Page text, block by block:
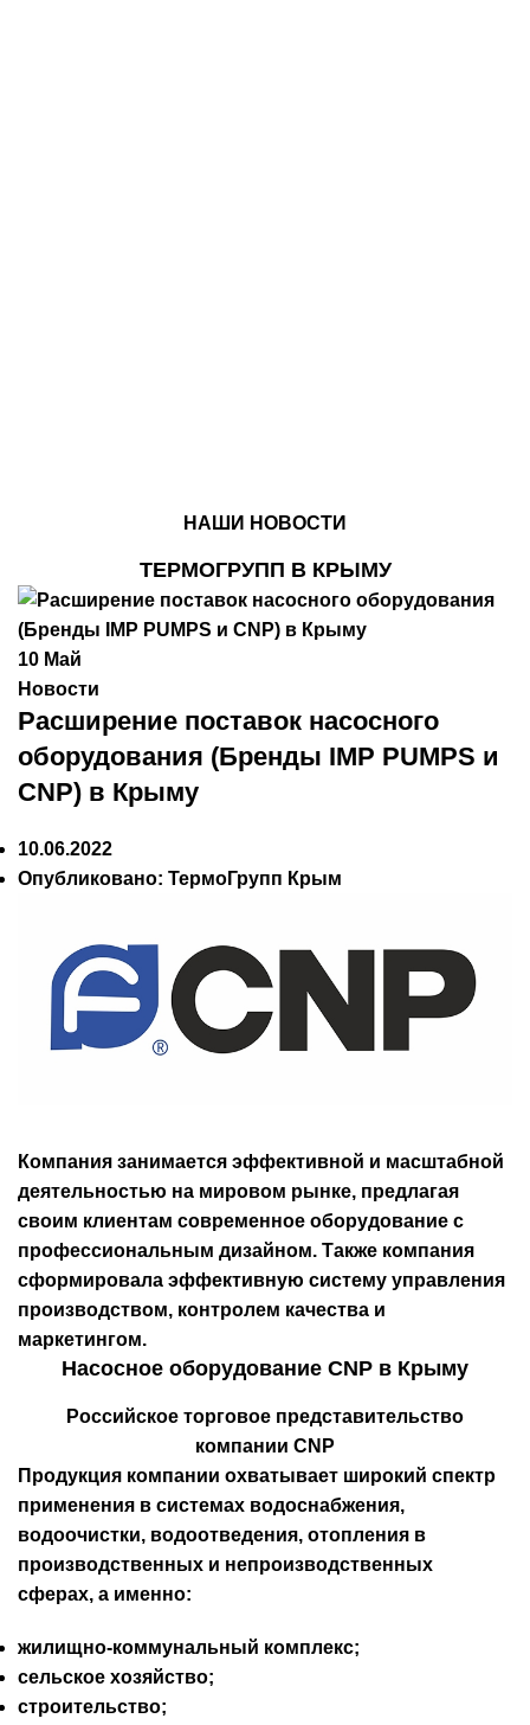
НАШИ НОВОСТИ
ТЕРМОГРУПП В КРЫМУ
10 Май
Новости
Расширение поставок насосного
оборудования (Бренды IMP PUMPS и
CNP) в Крыму
10.06.2022
Опубликовано: ТермоГрупп Крым
Компания занимается эффективной и масштабной
деятельностью на мировом рынке, предлагая
своим клиентам современное оборудование с
профессиональным дизайном. Также компания
сформировала эффективную систему управления
производством, контролем качества и
маркетингом.
Насосное оборудование CNP в Крыму
Российское торговое представительство
компании CNP
Продукция компании охватывает широкий спектр
применения в системах водоснабжения,
водоочистки, водоотведения, отопления в
производственных и непроизводственных
сферах, а именно:
жилищно-коммунальный комплекс;
сельское хозяйство;
строительство;